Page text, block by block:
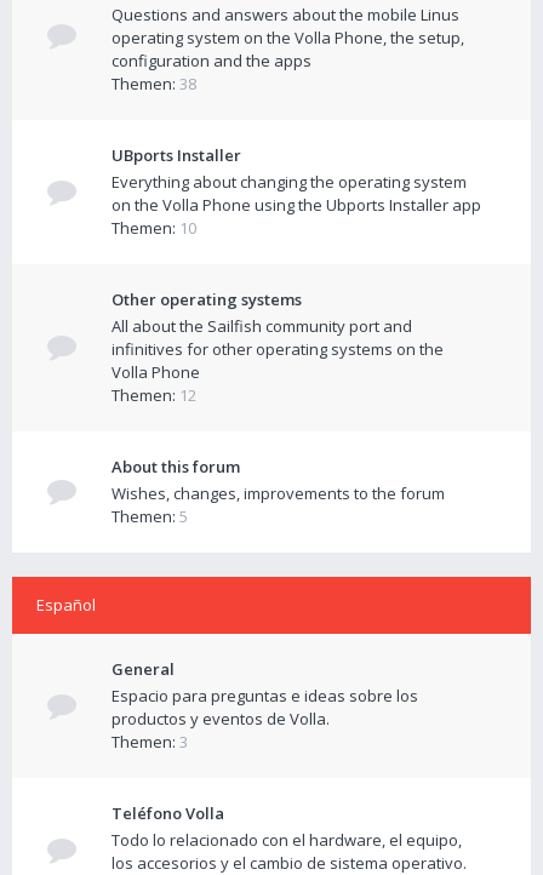
Questions and answers about the mobile Linus
operating system on the Volla Phone, the setup,
configuration and the apps
Themen: 38
UBports Installer
Everything about changing the operating system
on the Volla Phone using the Ubports Installer app
Themen: 10
Other operating systems
All about the Sailfish community port and
infinitives for other operating systems on the
Volla Phone
Themen: 12
About this forum
Wishes, changes, improvements to the forum
Themen: 5
Español
General
Espacio para preguntas e ideas sobre los
productos y eventos de Volla.
Themen: 3
Teléfono Volla
Todo lo relacionado con el hardware, el equipo,
los accesorios y el cambio de sistema operativo.